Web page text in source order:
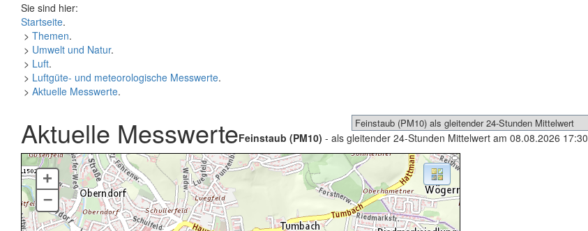
Sie sind hier:
Startseite.
> Themen.
> Umwelt und Natur.
> Luft.
> Luftgüte- und meteorologische Messwerte.
> Aktuelle Messwerte.
Aktuelle MesswerteFeinstaub (PM10) - als gleitender 24-Stunden Mittelwert am 08.08.2026 17:30
+
–